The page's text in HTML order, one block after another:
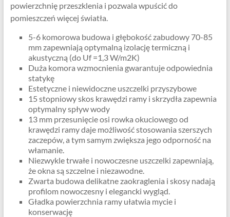
powierzchnię przeszklenia i pozwala wpuścić do
pomieszczeń więcej światła.
5-6 komorowa budowa i głębokość zabudowy 70-85
mm zapewniają optymalną izolację termiczną i
akustyczną (do Uf =1,3 W/m2K)
Duża komora wzmocnienia gwarantuje odpowiednia
statykę
Estetyczne i niewidoczne uszczelki przyszybowe
15 stopniowy skos krawędzi ramy i skrzydła zapewnia
optymalny spływ wody
13 mm przesunięcie osi rowka okuciowego od
krawędzi ramy daje możliwość stosowania szerszych
zaczepów, a tym samym zwiększa jego odporność na
włamanie.
Niezwykle trwałe i nowoczesne uszczelki zapewniają,
że okna są szczelne i niezawodne.
Zwarta budowa delikatne zaokraglenia i skosy nadają
profilom nowoczesny i elegancki wygląd.
Gładka powierzchnia ramy ułatwia mycie i
konserwację